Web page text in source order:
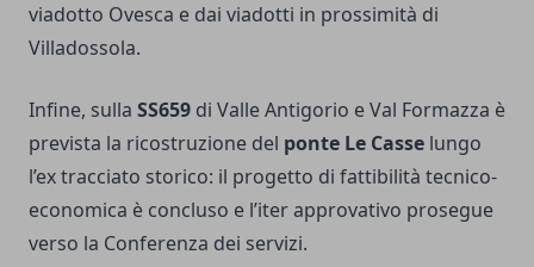
viadotto Ovesca e dai viadotti in prossimità di
Villadossola.
Infine, sulla SS659 di Valle Antigorio e Val Formazza è
prevista la ricostruzione del ponte Le Casse lungo
l’ex tracciato storico: il progetto di fattibilità tecnico-
economica è concluso e l’iter approvativo prosegue
verso la Conferenza dei servizi.